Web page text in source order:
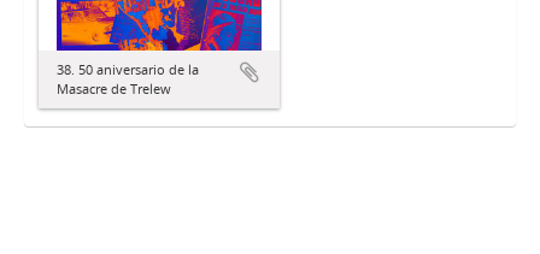
38. 50 aniversario de la
Masacre de Trelew